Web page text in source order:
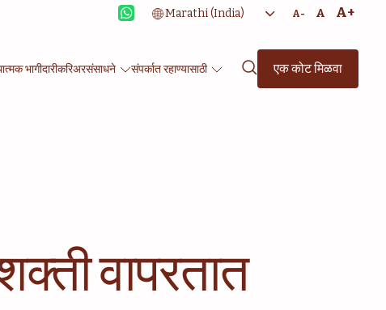
A- A A+
भागीदारीकरिअरसंसाधने संपर्कात रहाण्यासाठी एक कोट मिळवा
वापरतात